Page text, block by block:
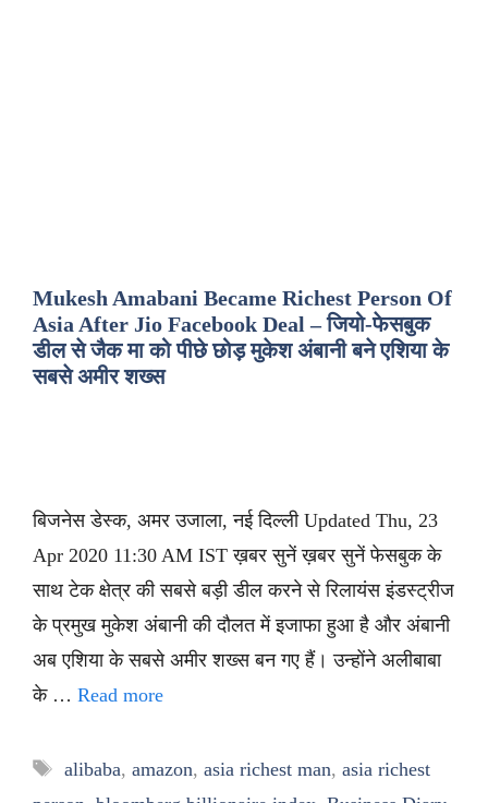
Mukesh Amabani Became Richest Person Of
Asia After Jio Facebook Deal – जियो-फेसबुक
डील से जैक मा को पीछे छोड़ मुकेश अंबानी बने एशिया के
सबसे अमीर शख्स
बिजनेस डेस्क, अमर उजाला, नई दिल्ली Updated Thu, 23
Apr 2020 11:30 AM IST ख़बर सुनें ख़बर सुनें फेसबुक के
साथ टेक क्षेत्र की सबसे बड़ी डील करने से रिलायंस इंडस्ट्रीज
के प्रमुख मुकेश अंबानी की दौलत में इजाफा हुआ है और अंबानी
अब एशिया के सबसे अमीर शख्स बन गए हैं। उन्होंने अलीबाबा
के … Read more
Tags
alibaba, amazon, asia richest man, asia richest